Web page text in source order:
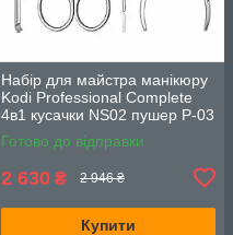
Набір для майстра манікюру
Kodi Professional Complete
4в1 кусачки NS02 пушер P-03
ножиці S01 та пушер-резець
145 мм
Готово до відправки
2 630 ₴ 2 946 ₴
Купити